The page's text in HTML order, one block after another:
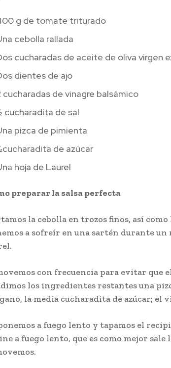
g de tomate triturado
cebolla rallada
cucharadas de aceite de oliva virgen
dientes de ajo
cucharadas de vinagre balsámico
cucharadita de sal
pizca de pimienta
de azúcar
hoja de Laurel
preparar la salsa perfecta
la cebolla en trozos finos, así como
a sofreír en una sartén durante
con frecuencia para evitar que
los ingredientes restantes una
la media cucharadita de azúcar; el
a fuego lento y tapamos el
a fuego lento, que es como mejor sale